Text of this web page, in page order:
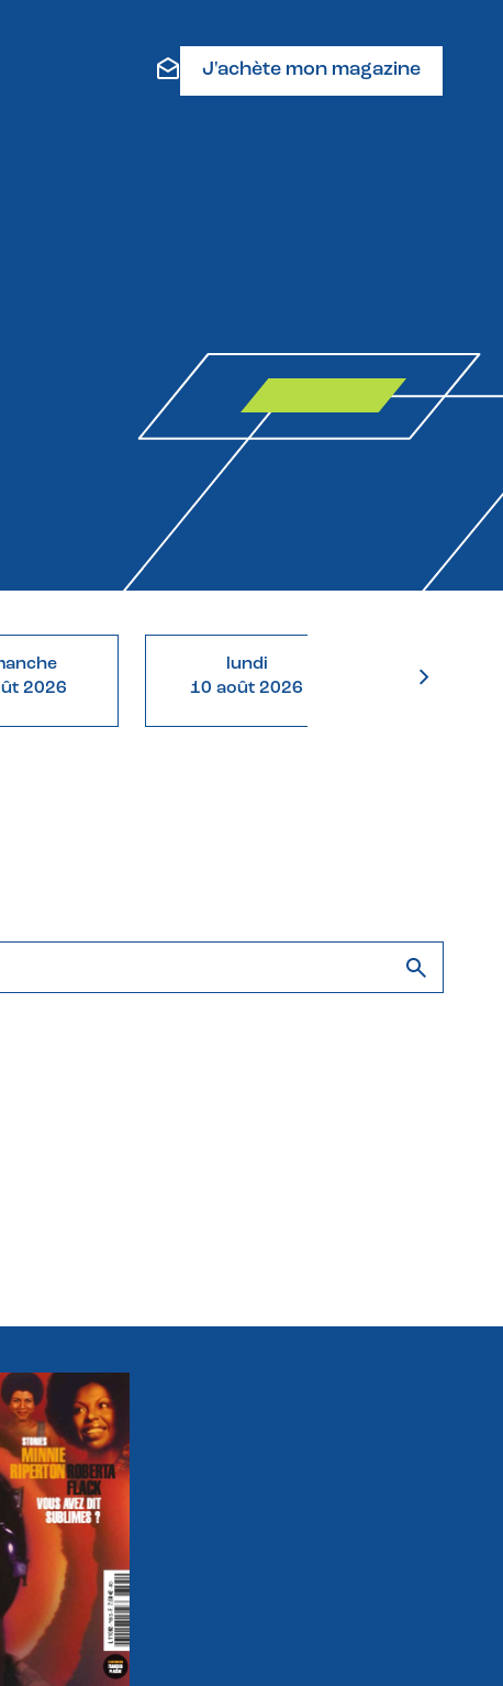
J'achète mon magazine
2026
lundi
10 août 2026
11 août